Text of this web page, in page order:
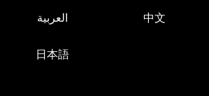
العربية 中文
日本語